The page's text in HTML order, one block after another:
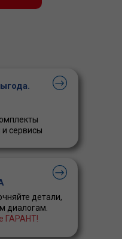
сервисы
детали,
диалогам.
ГАРАНТ!